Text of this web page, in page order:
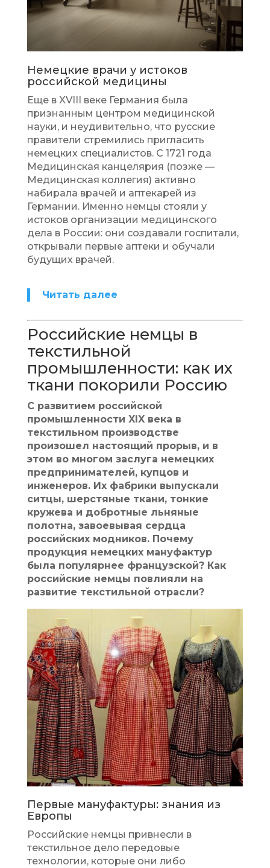
Немецкие врачи у истоков
российской медицины
Еще в XVIII веке Германия была
признанным центром медицинской
науки, и неудивительно, что русские
правители стремились пригласить
немецких специалистов. С 1721 года
Медицинская канцелярия (позже —
Медицинская коллегия) активно
набирала врачей и аптекарей из
Германии. Именно немцы стояли у
истоков организации медицинского
дела в России: они создавали госпитали,
открывали первые аптеки и обучали
будущих врачей.
Читать далее
Российские немцы в
текстильной
промышленности: как их
ткани покорили Россию
С развитием российской
промышленности XIX века в
текстильном производстве
произошел настоящий прорыв, и в
этом во многом заслуга немецких
предпринимателей, купцов и
инженеров. Их фабрики выпускали
ситцы, шерстяные ткани, тонкие
кружева и добротные льняные
полотна, завоевывая сердца
российских модников. Почему
продукция немецких мануфактур
была популярнее французской? Как
российские немцы повлияли на
развитие текстильной отрасли?
Первые мануфактуры: знания из
Европы
Российские немцы привнесли в
текстильное дело передовые
технологии, которые они либо